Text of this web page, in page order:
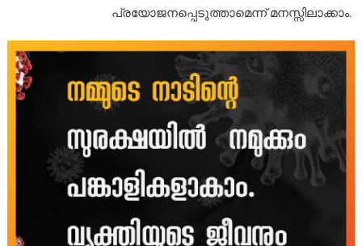
പ്രയോജനപ്പെടുത്താമെന്ന് മനസ്സിലാക്കാം.